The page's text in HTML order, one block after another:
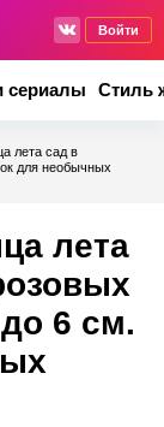
Войти
сериалы Стиль
лета сад в
для необычных
лета
6 см.